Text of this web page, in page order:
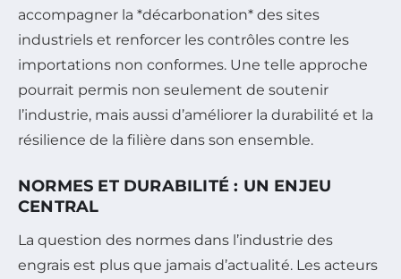
accompagner la *décarbonation* des sites
industriels et renforcer les contrôles contre les
importations non conformes. Une telle approche
pourrait permis non seulement de soutenir
l’industrie, mais aussi d’améliorer la durabilité et la
résilience de la filière dans son ensemble.
NORMES ET DURABILITÉ : UN ENJEU
CENTRAL
La question des normes dans l’industrie des
engrais est plus que jamais d’actualité. Les acteurs